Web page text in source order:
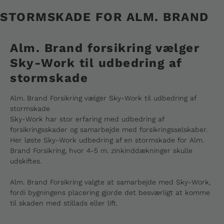
STORMSKADE FOR ALM. BRAND
Alm. Brand forsikring vælger
Sky-Work til udbedring af
stormskade
Alm. Brand Forsikring vælger Sky-Work til udbedring af
stormskade
Sky-Work har stor erfaring med udbedring af
forsikringsskader og samarbejde med forsikringsselskaber.
Her løste Sky-Work udbedring af en stormskade for Alm.
Brand Forsikring, hvor 4-5 m. zinkinddækninger skulle
udskiftes.
Alm. Brand Forsikring valgte at samarbejde med Sky-Work,
fordi bygningens placering gjorde det besværligt at komme
til skaden med stillads eller lift.